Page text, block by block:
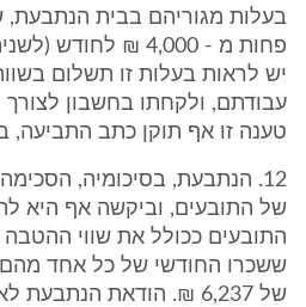
בעלות מגוריהם בבית הנתבעת,
פחות מ - 4,000 ₪
יש לראות בעלות זו תשלום
עבודתם, ולקחתו בחשבון לצורך
טענה זו אף תוקן כתב התביעה,
12. הנתבעת, בסיכומיה,
של התובעים, וביקשה אף היא
התובעים ככולל את שווי ההטבה
ששכרו החודשי של כל אחד
של 6,237 ₪. הודאת